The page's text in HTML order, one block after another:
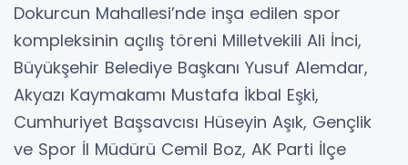
Dokurcun Mahallesi’nde inşa edilen spor
kompleksinin açılış töreni Milletvekili Ali İnci,
Büyükşehir Belediye Başkanı Yusuf Alemdar,
Akyazı Kaymakamı Mustafa İkbal Eşki,
Cumhuriyet Başsavcısı Hüseyin Aşık, Gençlik
ve Spor İl Müdürü Cemil Boz, AK Parti İlçe